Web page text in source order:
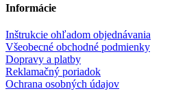
Informácie
Inštrukcie ohľadom objednávania
Všeobecné obchodné podmienky
Dopravy a platby
Reklamačný poriadok
Ochrana osobných údajov